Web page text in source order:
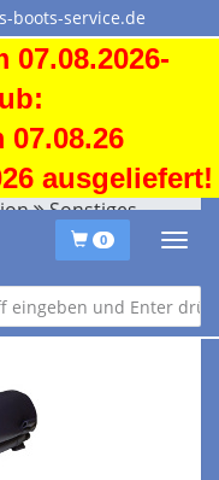
boots-service.de
ausgeliefert!
0
Sonstiges
Sonstiges